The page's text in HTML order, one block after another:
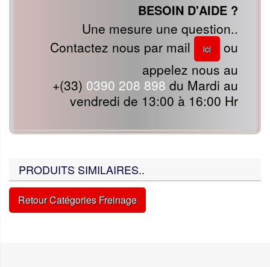
BESOIN D'AIDE ?
Une mesure une question..
Contactez nous par mail
ici
ou
appelez nous au
+(33) 0390 208 898 du Mardi au
vendredi de 13:00 à 16:00 Hr
PRODUITS SIMILAIRES..
Retour Catégories Freinage